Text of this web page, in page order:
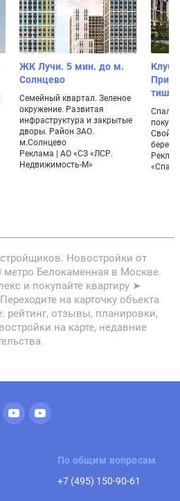
ЖК Лучи. 5 мин. до м.
Солнцево
Семейный квартал. Зеленое
окружение. Развитая
инфраструктура и закрытые
дворы. Район ЗАО.
м.Солнцево
Реклама | АО «СЗ «ЛСР.
Недвижимость-М»
Свой
Новостройки от
Белокаменная в Москве.
и покупайте квартиру ➤
на карточку объекта
рейтинг, отзывы, планировки,
на карте, недавние
По общим вопросам
+7 (495) 150-90-61